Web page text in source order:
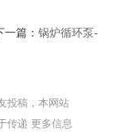
一篇：锅炉循环泵-
投稿，本网站
传递 更多信息